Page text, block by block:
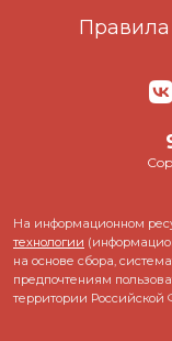
Правила
На информационном
технологии
на основе сбора,
предпочтениям
территории Российской